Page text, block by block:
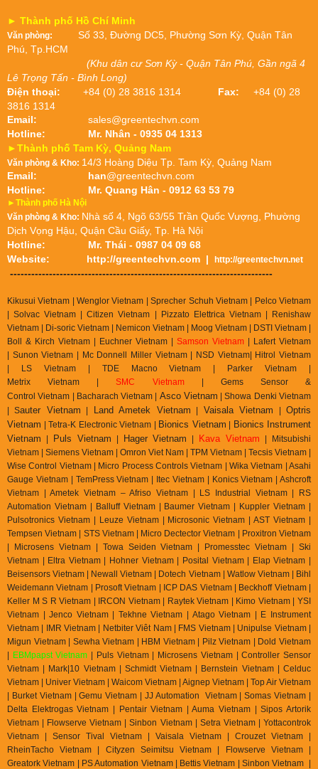
► Thành phố Hồ Chí Minh
Văn phòng: Số 33, Đường DC5, Phường Sơn Kỳ, Quận Tân
Phú, Tp.HCM
(Khu dân cư Sơn Kỳ - Quận Tân Phú, Gần ngã 4
Lê Trọng Tấn - Bình Long)
Điện thoại: +84 (0) 28 3816 1314 Fax: +84 (0) 28
3816 1314
Email:
sales@greentechvn.com
Hotline:
Mr. Nhân - 0935 04 1313
►Thành phố Tam Kỳ, Quảng Nam
Văn phòng & Kho: 14/3 Hoàng Diệu Tp. Tam Kỳ, Quảng Nam
Email:
han@greentechvn.com
Hotline:
Mr. Quang Hân - 0912 63 53 79
►Thành phố Hà Nội
Văn phòng & Kho: Nhà số 4, Ngõ 63/55 Trần Quốc Vượng, Phường
Dịch Vọng Hậu, Quận Cầu Giấy, Tp. Hà Nội
Hotline:
Mr. Thái - 0987 04 09 68
Website: http://greentechvn.com | http://greentechvn.net
--------------------------------------------------------------------------
Kikusui Vietnam | Wenglor Vietnam | Sprecher Schuh Vietnam | Pelco Vietnam
| Solvac Vietnam | Citizen Vietnam | Pizzato Elettrica Vietnam| Renishaw
Vietnam | Di-soric Vietnam | Nemicon Vietnam | Moog Vietnam | DSTI Vietnam |
Boll & Kirch Vietnam | Euchner Vietnam | Samson Vietnam | Lafert Vietnam
| Sunon Vietnam | Mc Donnell Miller Vietnam | NSD Vietnam| Hitrol Vietnam
| LS Vietnam | TDE Macno Vietnam | Parker Vietnam |
MetrixVietnam |SMC Vietnam| Gems Sensor &
ControlVietnam | Bacharach Vietnam | Asco Vietnam |Showa Denki Vietnam
| Sauter Vietnam | Land Ametek Vietnam | Vaisala Vietnam |Optris
Vietnam | Tetra-K Electronic Vietnam | Bionics Vietnam | Bionics Instrument
Vietnam | Puls Vietnam | Hager Vietnam | Kava Vietnam | Mitsubishi
Vietnam | Siemens Vietnam | Omron Viet Nam | TPM Vietnam | Tecsis Vietnam |
Wise Control Vietnam | Micro Process Controls Vietnam | Wika Vietnam | Asahi
Gauge Vietnam | TemPress Vietnam | Itec Vietnam | Konics Vietnam | Ashcroft
Vietnam | Ametek Vietnam – Afriso Vietnam | LS Industrial Vietnam | RS
Automation Vietnam | Balluff Vietnam | Baumer Vietnam | Kuppler Vietnam |
Pulsotronics Vietnam | Leuze Vietnam | Microsonic Vietnam | AST Vietnam |
Tempsen Vietnam | STS Vietnam | Micro Dectector Vietnam | Proxitron Vietnam
| Microsens Vietnam | Towa Seiden Vietnam | Promesstec Vietnam | Ski
Vietnam | Eltra Vietnam | Hohner Vietnam | Posital Vietnam | Elap Vietnam |
Beisensors Vietnam | Newall Vietnam | Dotech Vietnam | Watlow Vietnam | Bihl
Weidemann Vietnam | Prosoft Vietnam | ICP DAS Vietnam | Beckhoff Vietnam |
Keller M S R Vietnam | IRCON Vietnam | Raytek Vietnam | Kimo Vietnam | YSI
Vietnam | Jenco Vietnam | Tekhne Vietnam | Atago Vietnam | E Instrument
Vietnam | IMR Vietnam | Netbiter Viêt Nam | FMS Vietnam | Unipulse Vietnam |
Migun Vietnam | Sewha Vietnam | HBM Vietnam | Pilz Vietnam | Dold Vietnam
| EBMpapst Vietnam | Puls Vietnam | Microsens Vietnam | Controller Sensor
Vietnam | Mark|10 Vietnam | Schmidt Vietnam | Bernstein Vietnam | Celduc
Vietnam | Univer Vietnam | Waicom Vietnam | Aignep Vietnam | Top Air Vietnam
| Burket Vietnam |Gemu Vietnam | JJ Automation Vietnam | Somas Vietnam |
Delta Elektrogas Vietnam | Pentair Vietnam | Auma Vietnam | Sipos Artorik
Vietnam | Flowserve Vietnam | Sinbon Vietnam | Setra Vietnam | Yottacontrok
Vietnam | Sensor Tival Vietnam | Vaisala Vietnam | Crouzet Vietnam |
RheinTacho Vietnam | Cityzen Seimitsu Vietnam | Flowserve Vietnam |
Greatork Vietnam | PS Automation Vietnam | Bettis Vietnam | Sinbon Vietnam |